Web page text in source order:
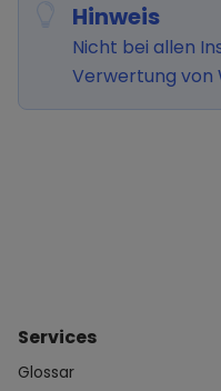
Hinweis
Nicht bei allen
Verwertung von
Services
Glossar